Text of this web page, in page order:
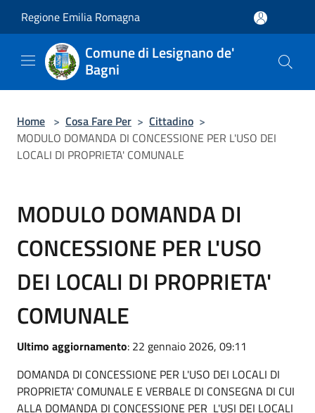
Regione Emilia Romagna
Comune di Lesignano de'
Bagni
Home > Cosa Fare Per > Cittadino >
MODULO DOMANDA DI CONCESSIONE PER L'USO DEI
LOCALI DI PROPRIETA' COMUNALE
MODULO DOMANDA DI
CONCESSIONE PER L'USO
DEI LOCALI DI PROPRIETA'
COMUNALE
Ultimo aggiornamento: 22 gennaio 2026, 09:11
DOMANDA DI CONCESSIONE PER L'USO DEI LOCALI DI
PROPRIETA' COMUNALE E VERBALE DI CONSEGNA DI CUI
ALLA DOMANDA DI CONCESSIONE PER L'USI DEI LOCALI